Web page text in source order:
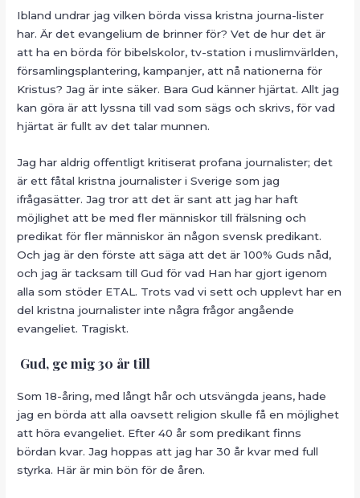
Ibland undrar jag vilken börda vissa kristna journa-lister
har. Är det evangelium de brinner för? Vet de hur det är
att ha en börda för bibelskolor, tv-station i muslimvärlden,
församlingsplantering, kampanjer, att nå nationerna för
Kristus? Jag är inte säker. Bara Gud känner hjärtat. Allt jag
kan göra är att lyssna till vad som sägs och skrivs, för vad
hjärtat är fullt av det talar munnen.
Jag har aldrig offentligt kritiserat profana journalister; det
är ett fåtal kristna journalister i Sverige som jag
ifrågasätter. Jag tror att det är sant att jag har haft
möjlighet att be med fler människor till frälsning och
predikat för fler människor än någon svensk predikant.
Och jag är den förste att säga att det är 100% Guds nåd,
och jag är tacksam till Gud för vad Han har gjort igenom
alla som stöder ETAL. Trots vad vi sett och upplevt har en
del kristna journalister inte några frågor angående
evangeliet. Tragiskt.
Gud, ge mig 30 år till
Som 18-åring, med långt hår och utsvängda jeans, hade
jag en börda att alla oavsett religion skulle få en möjlighet
att höra evangeliet. Efter 40 år som predikant finns
bördan kvar. Jag hoppas att jag har 30 år kvar med full
styrka. Här är min bön för de åren.